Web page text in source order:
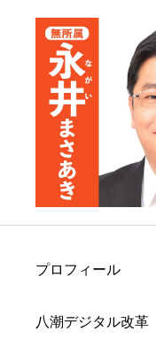
プロフィール
八潮デジタル改革